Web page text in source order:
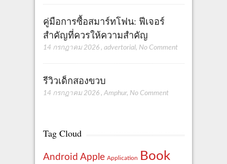
คู่มือการซื้อสมาร์ทโฟน: ฟีเจอร์
สำคัญที่ควรให้ความสำคัญ
14 กรกฎาคม 2026 , advertorial, No Comment
รีวิวเด็กสองขวบ
14 กรกฎาคม 2026 , Amphur, No Comment
Tag Cloud
Android Apple Application Book